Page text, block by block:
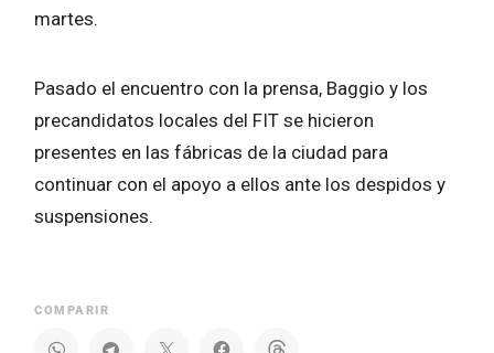
martes.
Pasado el encuentro con la prensa, Baggio y los
precandidatos locales del FIT se hicieron
presentes en las fábricas de la ciudad para
continuar con el apoyo a ellos ante los despidos y
suspensiones.
COMPARIR